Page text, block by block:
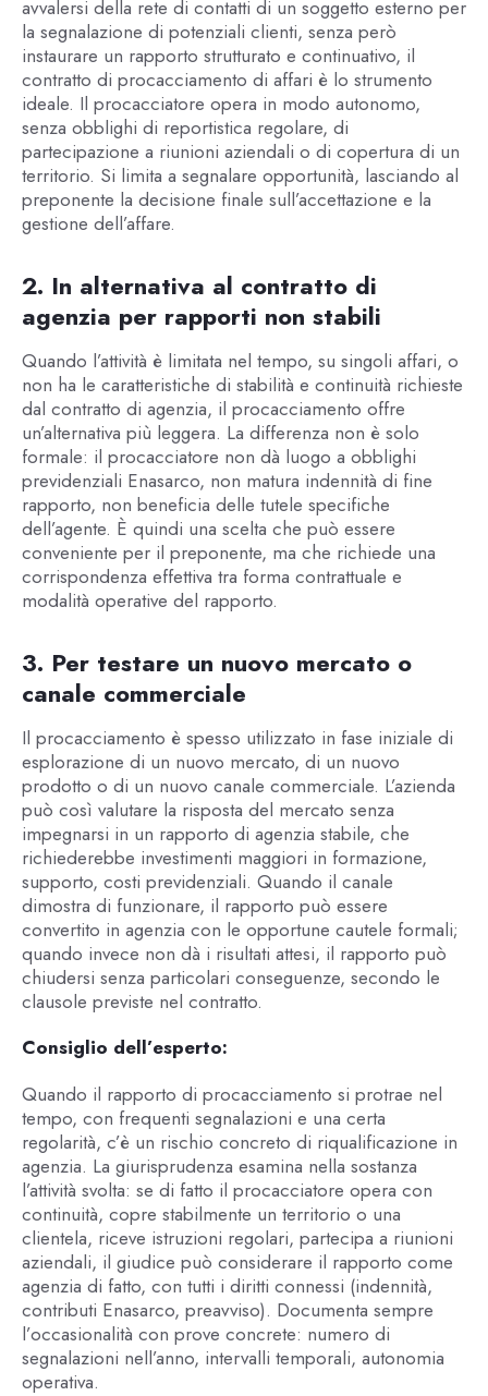
avvalersi della rete di contatti di un soggetto esterno per
la segnalazione di potenziali clienti, senza però
instaurare un rapporto strutturato e continuativo, il
contratto di procacciamento di affari è lo strumento
ideale. Il procacciatore opera in modo autonomo,
senza obblighi di reportistica regolare, di
partecipazione a riunioni aziendali o di copertura di un
territorio. Si limita a segnalare opportunità, lasciando al
preponente la decisione finale sull’accettazione e la
gestione dell’affare.
2. In alternativa al contratto di
agenzia per rapporti non stabili
Quando l’attività è limitata nel tempo, su singoli affari, o
non ha le caratteristiche di stabilità e continuità richieste
dal contratto di agenzia, il procacciamento offre
un’alternativa più leggera. La differenza non è solo
formale: il procacciatore non dà luogo a obblighi
previdenziali Enasarco, non matura indennità di fine
rapporto, non beneficia delle tutele specifiche
dell’agente. È quindi una scelta che può essere
conveniente per il preponente, ma che richiede una
corrispondenza effettiva tra forma contrattuale e
modalità operative del rapporto.
3. Per testare un nuovo mercato o
canale commerciale
Il procacciamento è spesso utilizzato in fase iniziale di
esplorazione di un nuovo mercato, di un nuovo
prodotto o di un nuovo canale commerciale. L’azienda
può così valutare la risposta del mercato senza
impegnarsi in un rapporto di agenzia stabile, che
richiederebbe investimenti maggiori in formazione,
supporto, costi previdenziali. Quando il canale
dimostra di funzionare, il rapporto può essere
convertito in agenzia con le opportune cautele formali;
quando invece non dà i risultati attesi, il rapporto può
chiudersi senza particolari conseguenze, secondo le
clausole previste nel contratto.
Consiglio dell’esperto:
Quando il rapporto di procacciamento si protrae nel
tempo, con frequenti segnalazioni e una certa
regolarità, c’è un rischio concreto di riqualificazione in
agenzia. La giurisprudenza esamina nella sostanza
l’attività svolta: se di fatto il procacciatore opera con
continuità, copre stabilmente un territorio o una
clientela, riceve istruzioni regolari, partecipa a riunioni
aziendali, il giudice può considerare il rapporto come
agenzia di fatto, con tutti i diritti connessi (indennità,
contributi Enasarco, preavviso). Documenta sempre
l’occasionalità con prove concrete: numero di
segnalazioni nell’anno, intervalli temporali, autonomia
operativa.